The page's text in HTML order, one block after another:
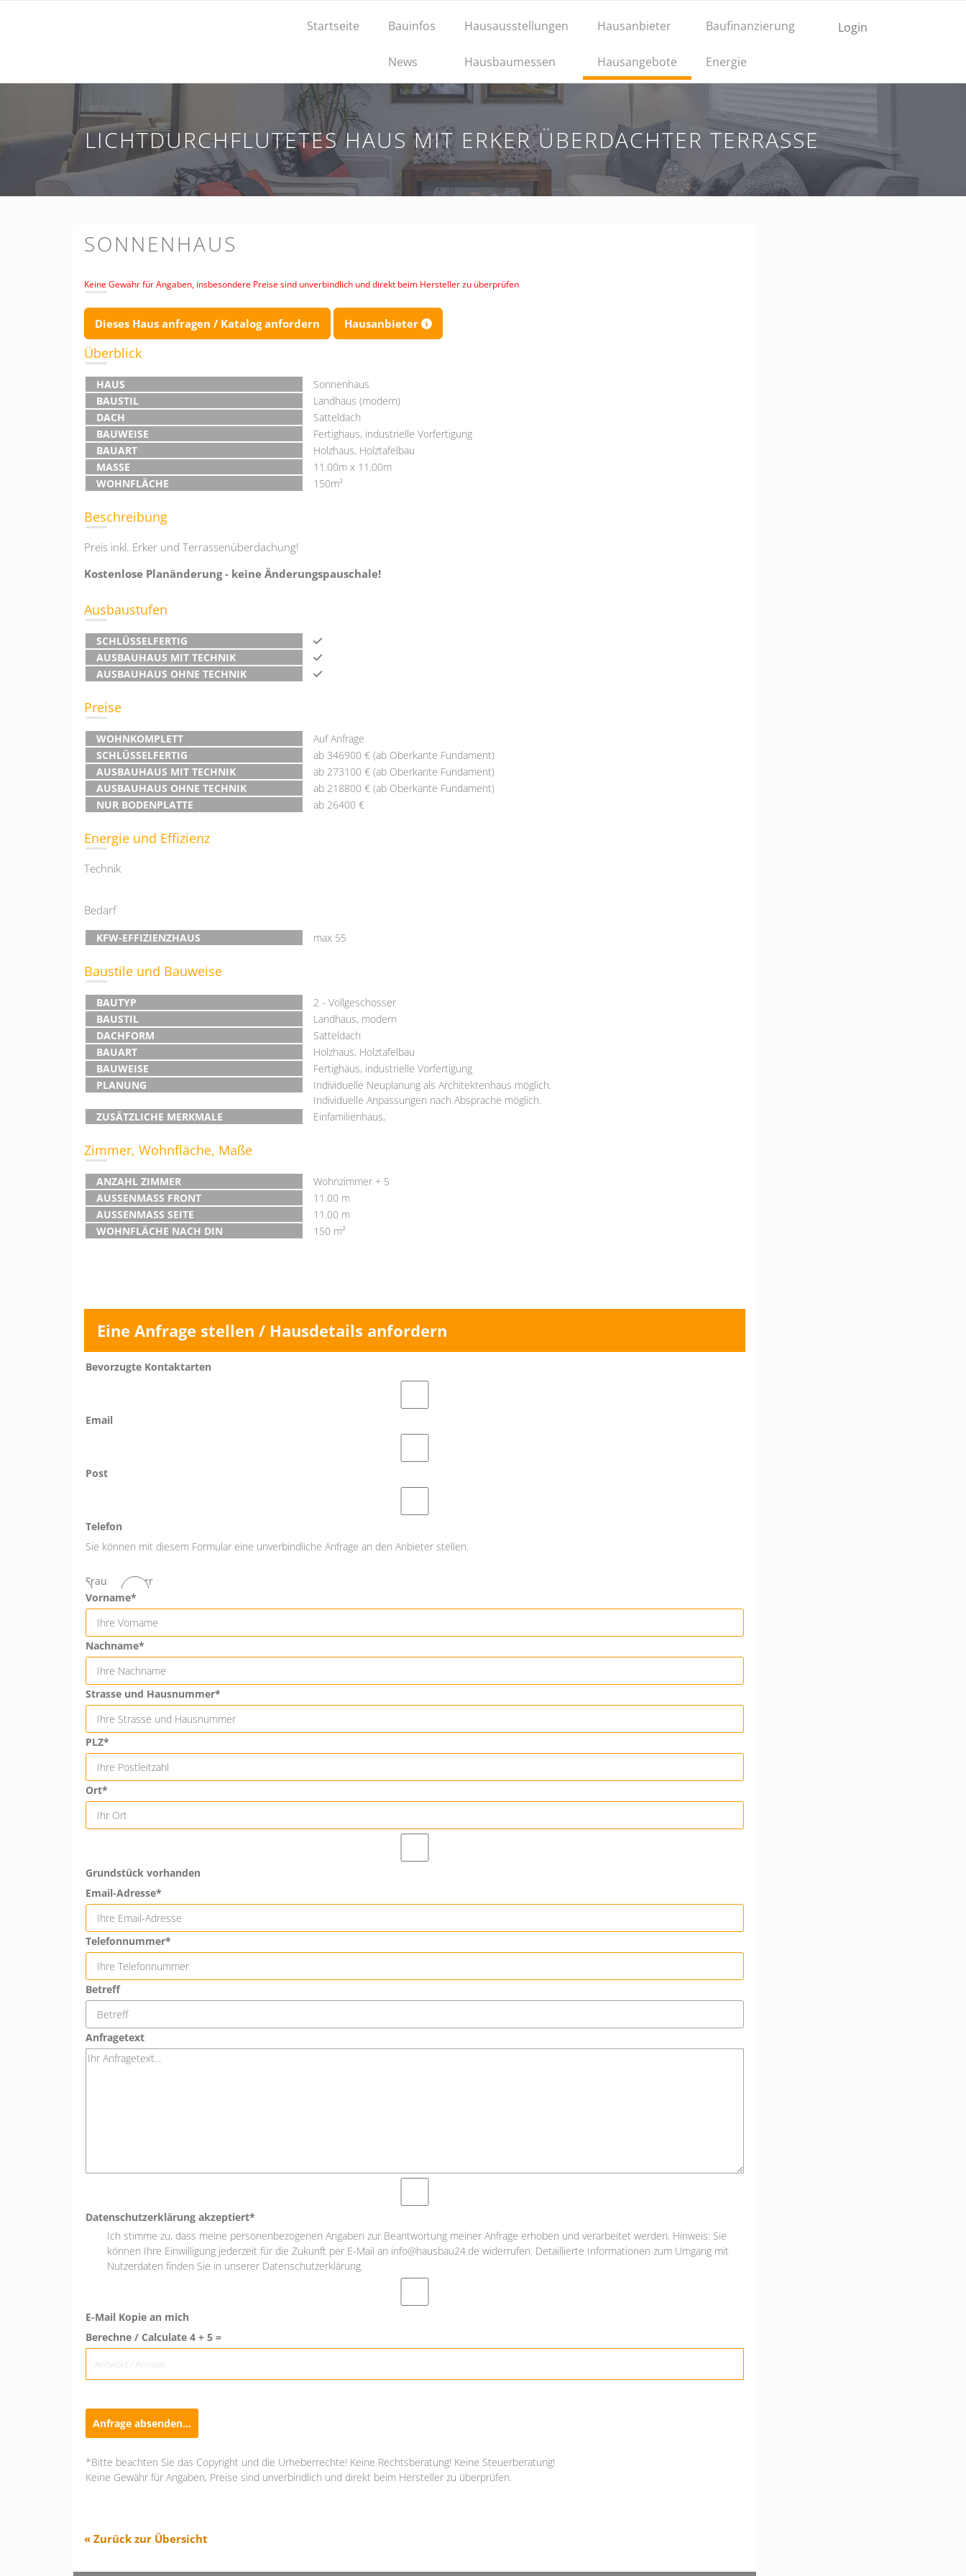
Login
Startseite Bauinfos
News
Hausausstellungen
Hausbaumessen
Hausanbieter
Hausangebote
Baufinanzierung
Energie
LICHTDURCHFLUTETES HAUS MIT ERKER ÜBERDACHTER TERRASSE
SONNENHAUS
Keine Gewähr für Angaben, insbesondere Preise sind unverbindlich und direkt beim Hersteller zu überprüfen
Dieses Haus anfragen / Katalog anfordern Hausanbieter
Überblick
HAUS
Sonnenhaus
BAUSTIL
Landhaus (modern)
DACH
Satteldach
BAUWEISE
Fertighaus, industrielle Vorfertigung
BAUART
Holzhaus, Holztafelbau
MASSE
11.00m x 11.00m
WOHNFLÄCHE
150m²
Beschreibung
Preis inkl. Erker und Terrassenüberdachung!
Kostenlose Planänderung - keine Änderungspauschale!
Ausbaustufen
SCHLÜSSELFERTIG
AUSBAUHAUS MIT TECHNIK
AUSBAUHAUS OHNE TECHNIK
Preise
WOHNKOMPLETT
Auf Anfrage
SCHLÜSSELFERTIG
ab 346900 € (ab Oberkante Fundament)
AUSBAUHAUS MIT TECHNIK
ab 273100 € (ab Oberkante Fundament)
AUSBAUHAUS OHNE TECHNIK
ab 218800 € (ab Oberkante Fundament)
NUR BODENPLATTE
ab 26400 €
Energie und Effizienz
Technik
Bedarf
KFW-EFFIZIENZHAUS max 55
Baustile und Bauweise
BAUTYP
2 - Vollgeschosser
BAUSTIL
Landhaus, modern
DACHFORM
Satteldach
BAUART
Holzhaus, Holztafelbau
BAUWEISE
Fertighaus, industrielle Vorfertigung
PLANUNG
Individuelle Neuplanung als Architektenhaus möglich.
Individuelle Anpassungen nach Absprache möglich.
ZUSÄTZLICHE MERKMALE
Einfamilienhaus,
Zimmer, Wohnfläche, Maße
ANZAHL ZIMMER
Wohnzimmer + 5
AUSSENMASS FRONT
11.00 m
AUSSENMASS SEITE
11.00 m
WOHNFLÄCHE NACH DIN
150 m²
Eine Anfrage stellen / Hausdetails anfordern
Bevorzugte Kontaktarten
Email
Post
Telefon
Sie können mit diesem Formular eine unverbindliche Anfrage an den Anbieter stellen.
Frau
Herr
Vorname*
Nachname*
Strasse und Hausnummer*
PLZ*
Ort*
Grundstück vorhanden
Email-Adresse*
Telefonnummer*
Betreff
Anfragetext
Datenschutzerklärung akzeptiert*
Ich stimme zu, dass meine personenbezogenen Angaben zur Beantwortung meiner Anfrage erhoben und verarbeitet werden. Hinweis: Sie
können Ihre Einwilligung jederzeit für die Zukunft per E-Mail an info@hausbau24.de widerrufen. Detaillierte Informationen zum Umgang mit
Nutzerdaten finden Sie in unserer Datenschutzerklärung.
E-Mail Kopie an mich
Berechne / Calculate 4 + 5 =
Anfrage absenden...
*Bitte beachten Sie das Copyright und die Urheberrechte! Keine Rechtsberatung! Keine Steuerberatung!
Keine Gewähr für Angaben, Preise sind unverbindlich und direkt beim Hersteller zu überprüfen.
« Zurück zur Übersicht